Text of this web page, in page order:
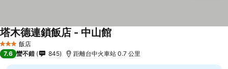
3 星級 飯店
塔木德連鎖飯店 - 中山館
7.6 蠻不錯 845 距離台中火車站 0.7 公里